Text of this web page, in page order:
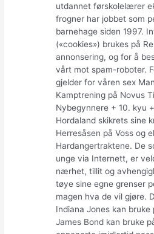
utdannet førskolelærer
frogner har jobbet som
barnehage siden 1997.
(«cookies») brukes på
annonsering, og for å
vårt mot spam-roboter.
gjelder for våren sex
Kamptrening på Novus
Nybegynnere + 10. kyu
Hordaland skikrets sine
Herresåsen på Voss og
Hardangertraktene. De
unge via Internett, er
nærhet, tillit og
tøye sine egne grenser
magen hva de vil gjøre.
Indiana Jones kan
James Bond kan bruke